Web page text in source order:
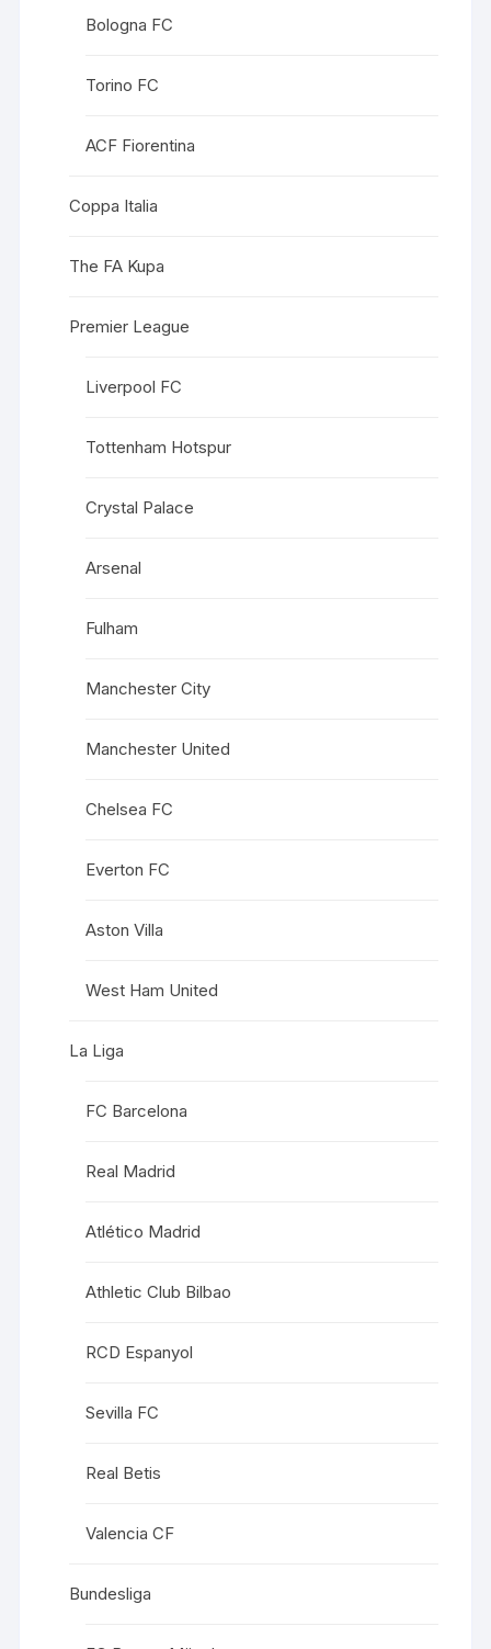
Bologna FC
Torino FC
ACF Fiorentina
Coppa Italia
The FA Kupa
Premier League
Liverpool FC
Tottenham Hotspur
Crystal Palace
Arsenal
Fulham
Manchester City
Manchester United
Chelsea FC
Everton FC
Aston Villa
West Ham United
La Liga
FC Barcelona
Real Madrid
Atlético Madrid
Athletic Club Bilbao
RCD Espanyol
Sevilla FC
Real Betis
Valencia CF
Bundesliga